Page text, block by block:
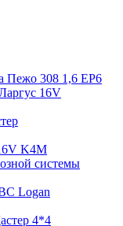
Пежо 308 1,6 EP6
16V
K4M
системы
Logan
4*4